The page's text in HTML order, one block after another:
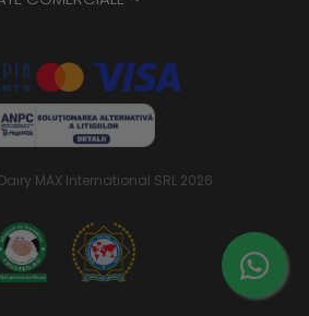
MAX International SRL 2026